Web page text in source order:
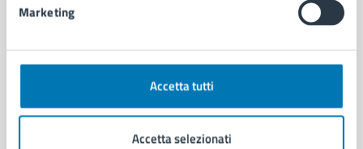
Marketing
Accetta tutti
Accetta selezionati
Municipalità